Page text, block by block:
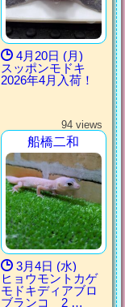
4月20日 (月)
スッポンモドキ
2026年4月入荷！
94 views
船橋二和
3月4日 (水)
ヒョウモントカゲ
モドキディアブロ
ブランコ 2 …